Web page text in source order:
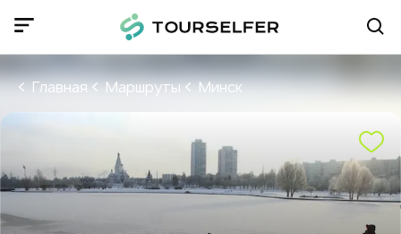
Главная Маршруты Минск